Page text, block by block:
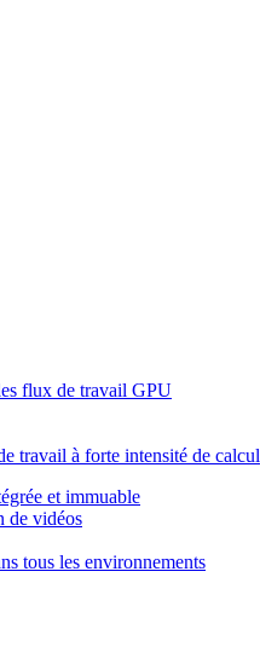
flux de travail GPU
travail à forte intensité de calcul
et immuable
de vidéos
tous les environnements